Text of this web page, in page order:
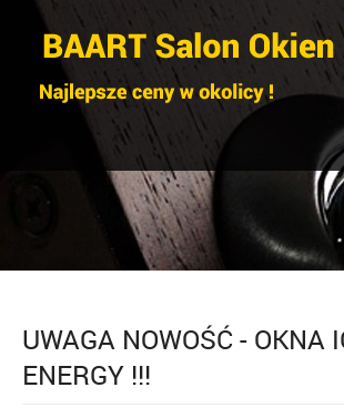
UWAGA NOWOŚĆ - OKNA
ENERGY !!!